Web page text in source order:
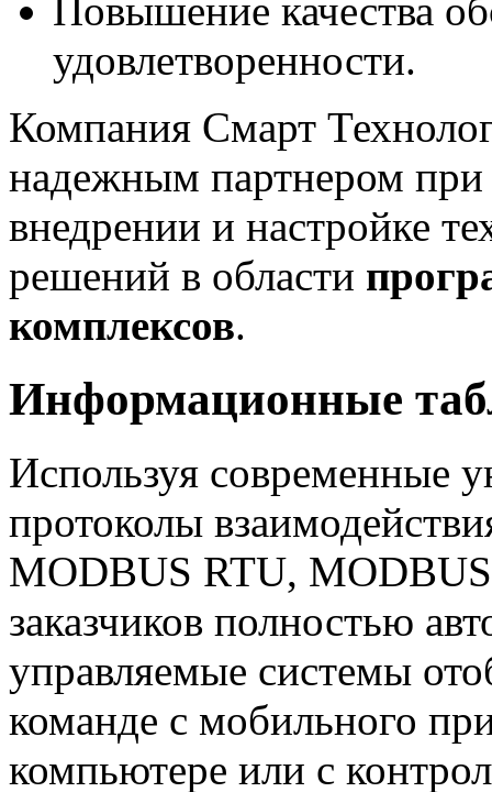
Повышение качества
удовлетворенности.
Компания Смарт
надежным партнером при
внедрении и настройке
решений в области
комплексов.
Информационные
Используя современные
протоколы
MODBUS RTU,
заказчиков полностью
управляемые системы
команде с мобильного
компьютере или с